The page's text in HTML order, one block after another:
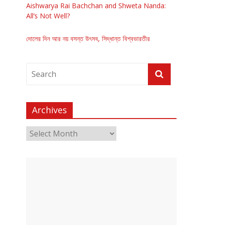
Aishwarya Rai Bachchan and Shweta Nanda:
All’s Not Well?
দোলের দিন আর নয় বসন্ত উৎসব, সিদ্ধান্ত বিশ্বভারতীর
Archives